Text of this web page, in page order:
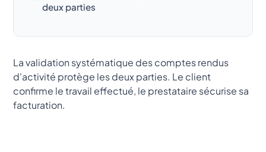
deux parties
La validation systématique des comptes rendus
d'activité protège les deux parties. Le client
confirme le travail effectué, le prestataire sécurise sa
facturation.